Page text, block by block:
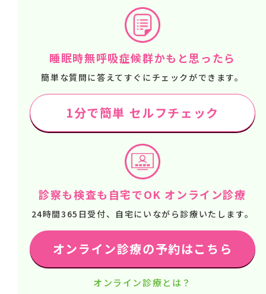
睡眠時無呼吸症候群かもと思ったら
簡単な質問に答えてすぐにチェックができます。
1分で簡単 セルフチェック
診察も検査も自宅でOK オンライン診療
24時間365日受付、自宅にいながら診療いたします。
オンライン診療の予約はこちら
オンライン診療とは？